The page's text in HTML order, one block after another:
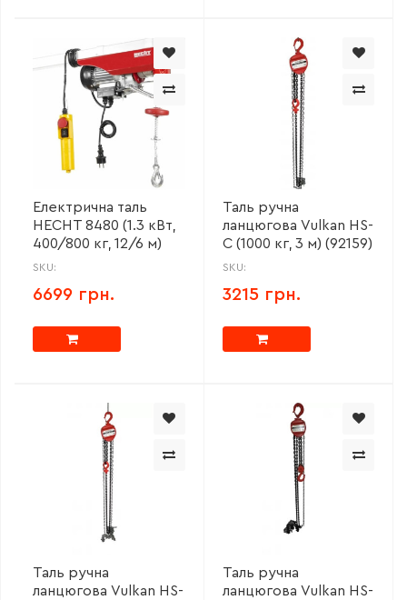
Електрична таль
HECHT 8480 (1.3 кВт,
400/800 кг, 12/6 м)
SKU:
6699 грн.
Таль ручна
ланцюгова Vulkan HS-
C (1000 кг, 3 м) (92159)
SKU:
3215 грн.
Таль ручна
ланцюгова Vulkan HS-
Таль ручна
ланцюгова Vulkan HS-